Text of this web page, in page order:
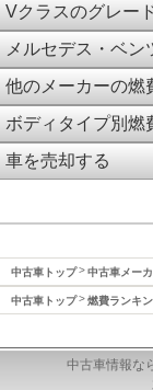
Vクラスのグレー
メルセデス・ベン
他のメーカーの燃
ボディタイプ別燃
車を売却する
中古車トップ 中古車メー
中古車トップ 燃費ランキ
中古車情報な